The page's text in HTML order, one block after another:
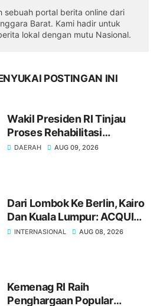
sebuah portal berita online dari
Barat. Kami hadir untuk
lokal dengan mutu Nasional.
POSTINGAN INI
Wakil Presiden RI Tinjau
Proses Rehabilitasi
Jembatan Lumut, Dorong
DAERAH AUG 09, 2026
Dari Lombok Ke Berlin, Kairo
Dan Kuala Lumpur: ACQUIN
Buka Jalan UIN Mataram
INTERNASIONAL AUG 08, 2026
Kemenag RI Raih
Penghargaan Popular